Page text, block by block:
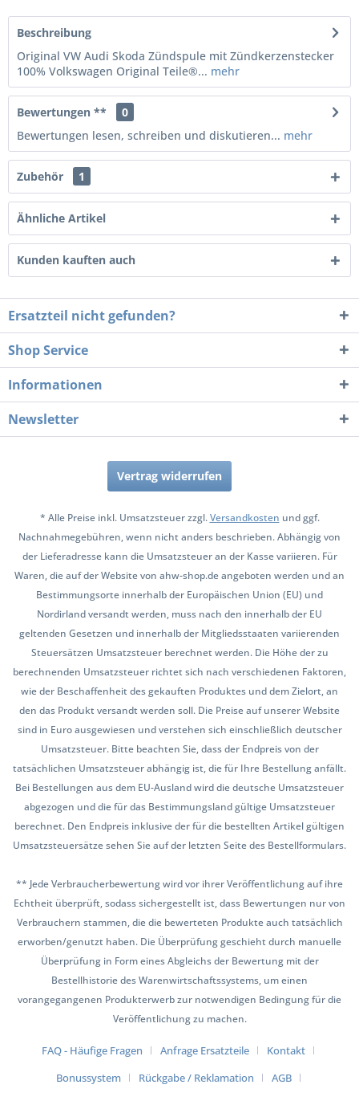
Beschreibung
Original VW Audi Skoda Zündspule mit Zündkerzenstecker
100% Volkswagen Original Teile®... mehr
Bewertungen **
0
Bewertungen lesen, schreiben und diskutieren... mehr
Zubehör 1
Ähnliche Artikel
Kunden kauften auch
Ersatzteil nicht gefunden?
Shop Service
Informationen
Newsletter
Vertrag widerrufen
* Alle Preise inkl. Umsatzsteuer zzgl.Versandkosten und ggf.
Nachnahmegebühren, wenn nicht anders beschrieben. Abhängig von
der Lieferadresse kann die Umsatzsteuer an der Kasse variieren. Für
Waren, die auf der Website von ahw-shop.de angeboten werden und an
Bestimmungsorte innerhalb der Europäischen Union (EU) und
Nordirland versandt werden, muss nach den innerhalb der EU
geltenden Gesetzen und innerhalb der Mitgliedsstaaten variierenden
Steuersätzen Umsatzsteuer berechnet werden. Die Höhe der zu
berechnenden Umsatzsteuer richtet sich nach verschiedenen Faktoren,
wie der Beschaffenheit des gekauften Produktes und dem Zielort, an
den das Produkt versandt werden soll. Die Preise auf unserer Website
sind in Euro ausgewiesen und verstehen sich einschließlich deutscher
Umsatzsteuer. Bitte beachten Sie, dass der Endpreis von der
tatsächlichen Umsatzsteuer abhängig ist, die für Ihre Bestellung anfällt.
Bei Bestellungen aus dem EU-Ausland wird die deutsche Umsatzsteuer
abgezogen und die für das Bestimmungsland gültige Umsatzsteuer
berechnet. Den Endpreis inklusive der für die bestellten Artikel gültigen
Umsatzsteuersätze sehen Sie auf der letzten Seite des Bestellformulars.
** Jede Verbraucherbewertung wird vor ihrer Veröffentlichung auf ihre
Echtheit überprüft, sodass sichergestellt ist, dass Bewertungen nur von
Verbrauchern stammen, die die bewerteten Produkte auch tatsächlich
erworben/genutzt haben. Die Überprüfung geschieht durch manuelle
Überprüfung in Form eines Abgleichs der Bewertung mit der
Bestellhistorie des Warenwirtschaftssystems, um einen
vorangegangenen Produkterwerb zur notwendigen Bedingung für die
Veröffentlichung zu machen.
FAQ - Häufige Fragen Anfrage Ersatzteile
Kontakt
Bonussystem
Rückgabe / Reklamation
AGB